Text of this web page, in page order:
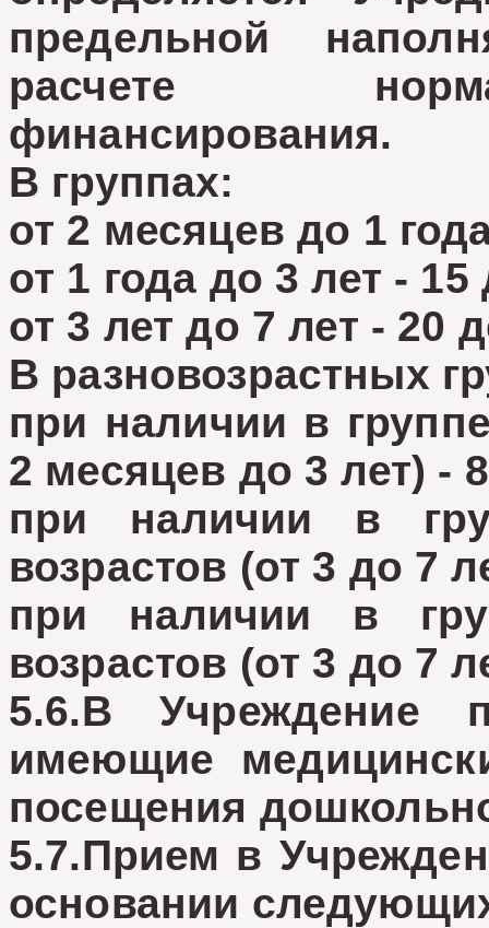
предельной
расчете
финансирования.
В группах:
от 2 месяцев до 1
от 1 года до 3 лет - 15
от 3 лет до 7 лет - 20
В разновозрастных
при наличии в
2 месяцев до 3 лет) -
при наличии в
возрастов (от 3 до 7
при наличии в
возрастов (от 3 до 7
5.6.В Учреждение
имеющие
посещения
5.7.Прием в
основании